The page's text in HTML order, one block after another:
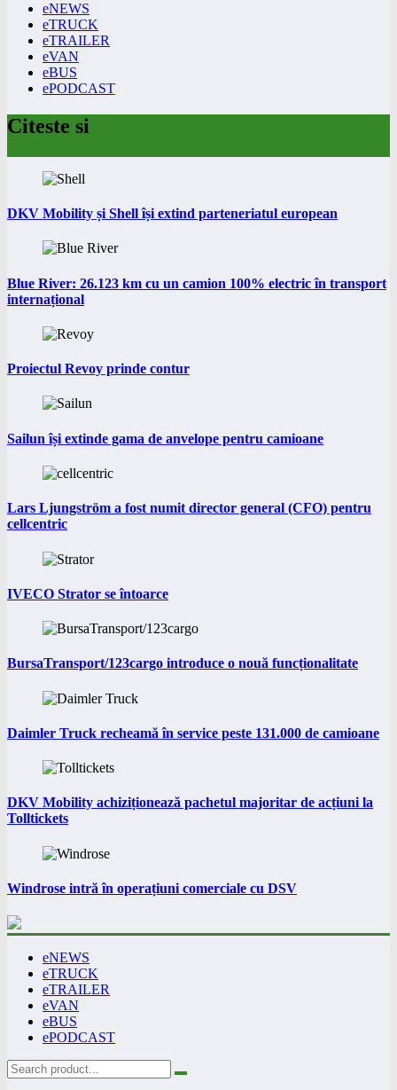
eNEWS
eTRUCK
eTRAILER
eVAN
eBUS
ePODCAST
Citeste si
DKV Mobility și Shell își extind parteneriatul european
Blue River: 26.123 km cu un camion 100% electric în transport
internațional
Proiectul Revoy prinde contur
Sailun își extinde gama de anvelope pentru camioane
Lars Ljungström a fost numit director general (CFO) pentru
cellcentric
IVECO Strator se întoarce
BursaTransport/123cargo introduce o nouă funcționalitate
Daimler Truck recheamă în service peste 131.000 de camioane
DKV Mobility achiziționează pachetul majoritar de acțiuni la
Tolltickets
Windrose intră în operațiuni comerciale cu DSV
eNEWS
eTRUCK
eTRAILER
eVAN
eBUS
ePODCAST